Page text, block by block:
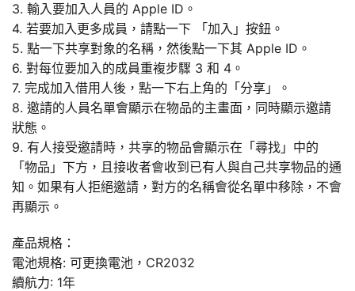
3. 輸入要加入人員的 Apple ID。
4. 若要加入更多成員，請點一下 「加入」按鈕。
5. 點一下共享對象的名稱，然後點一下其 Apple ID。
6. 對每位要加入的成員重複步驟 3 和 4。
7. 完成加入借用人後，點一下右上角的「分享」。
8. 邀請的人員名單會顯示在物品的主畫面，同時顯示邀請
狀態。
9. 有人接受邀請時，共享的物品會顯示在「尋找」中的
「物品」下方，且接收者會收到已有人與自己共享物品的通
知。如果有人拒絕邀請，對方的名稱會從名單中移除，不會
再顯示。
產品規格：
電池規格: 可更換電池，CR2032
續航力: 1年